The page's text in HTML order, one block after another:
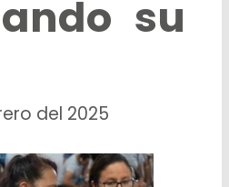
su
del 2025